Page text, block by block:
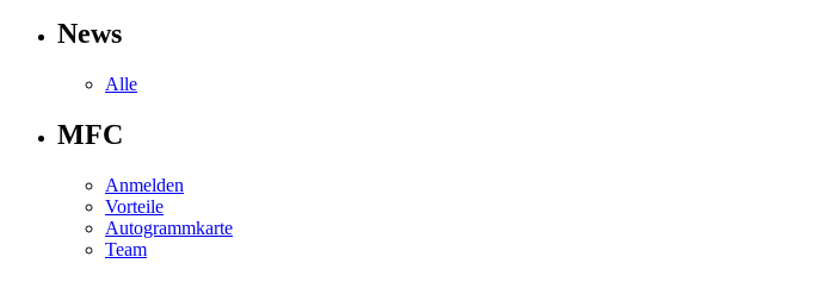
News
Alle
MFC
Anmelden
Vorteile
Autogrammkarte
Team